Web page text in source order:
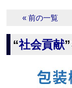
« 前の一覧
“社会貢献